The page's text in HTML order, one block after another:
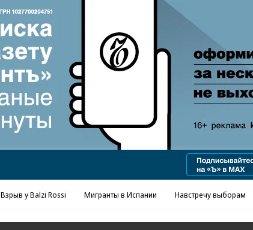
Реклама в «Ъ» www.kommersant.ru/ad
Взрыв у Balzi Rossi Мигранты в Испании Навстречу выборам